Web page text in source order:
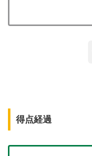
得点経過